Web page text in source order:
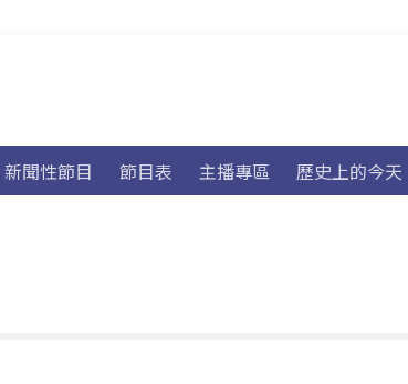
新聞性節目 節目表 主播專區 歷史上的今天